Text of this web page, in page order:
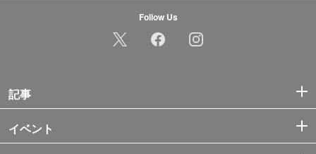
Follow Us
記事
イベント